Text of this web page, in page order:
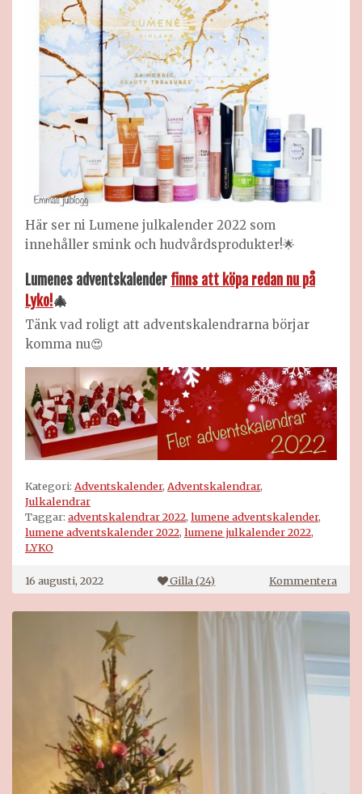
Här ser ni Lumene julkalender 2022 som
innehåller smink och hudvårdsprodukter!🌟
Lumenes adventskalender finns att köpa redan nu på
Lyko!🎄
Tänk vad roligt att adventskalendrarna börjar
komma nu😍
Kategori: Adventskalender, Adventskalendrar,
Julkalendrar
Taggar: adventskalendrar 2022, lumene adventskalender,
lumene adventskalender 2022, lumene julkalender 2022,
LYKO
16 augusti, 2022 Gilla (24) Kommenterapå